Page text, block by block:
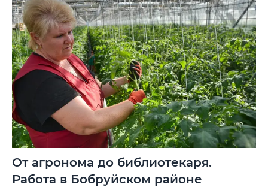
От агронома до библиотекаря.
Работа в Бобруйском районе